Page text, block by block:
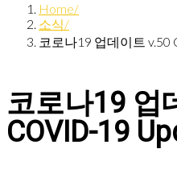
Home
소식
코로나19 업데이트 v.50
코로나19 업
COVID-19